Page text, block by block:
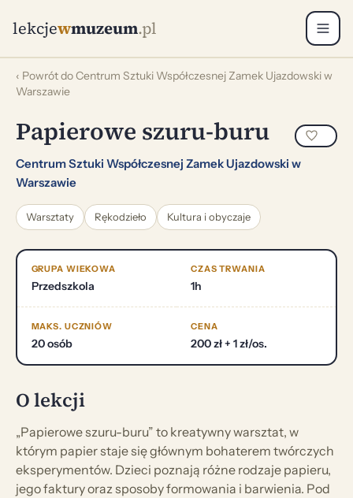
lekcjewmuzeum.pl
‹ Powrót do Centrum Sztuki Współczesnej Zamek Ujazdowski w
Warszawie
Papierowe szuru-buru
Centrum Sztuki Współczesnej Zamek Ujazdowski w
Warszawie
Warsztaty Rękodzieło Kultura i obyczaje
GRUPA WIEKOWA
Przedszkola
CZAS TRWANIA
1h
MAKS. UCZNIÓW
20 osób
CENA
200 zł + 1 zł/os.
O lekcji
„Papierowe szuru-buru” to kreatywny warsztat, w
którym papier staje się głównym bohaterem twórczych
eksperymentów. Dzieci poznają różne rodzaje papieru,
jego faktury oraz sposoby formowania i barwienia. Pod